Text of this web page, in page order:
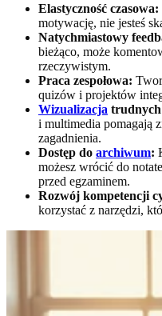
Elastyczność czasowa:
motywację, nie jesteś
Natychmiastowy
bieżąco, może
rzeczywistym.
Praca zespołowa:
quizów i projektów
Wizualizacja
i multimedia pomagają
zagadnienia.
Dostęp do archiwum:
możesz wrócić do
przed egzaminem.
Rozwój kompetencji
korzystać z narzędzi,